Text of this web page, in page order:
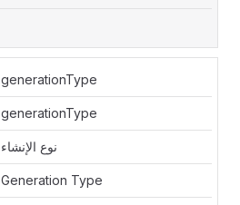
generationType
generationType
نوع الإنشاء
Generation Type